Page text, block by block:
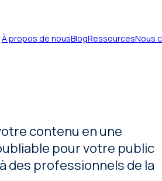
À propos de nousBlogRessourcesNous
contenu en une
pour votre public
des professionnels de la